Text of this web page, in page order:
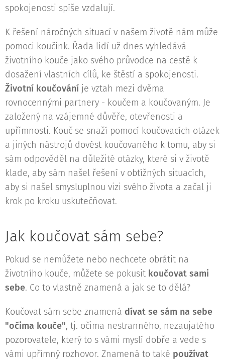
spokojenosti spíše vzdalují.
K řešení náročných situací v našem životě nám může
pomoci koučink. Řada lidí už dnes vyhledává
životního kouče jako svého průvodce na cestě k
dosažení vlastních cílů, ke štěstí a spokojenosti.
Životní koučování je vztah mezi dvěma
rovnocennými partnery - koučem a koučovaným. Je
založený na vzájemné důvěře, otevřenosti a
upřímnosti. Kouč se snaží pomocí koučovacích otázek
a jiných nástrojů dovést koučovaného k tomu, aby si
sám odpověděl na důležité otázky, které si v životě
klade, aby sám našel řešení v obtížných situacích,
aby si našel smysluplnou vizi svého života a začal ji
krok po kroku uskutečňovat.
Jak koučovat sám sebe?
Pokud se nemůžete nebo nechcete obrátit na
životního kouče, můžete se pokusit koučovat sami
sebe. Co to vlastně znamená a jak se to dělá?
Koučovat sám sebe znamená dívat se sám na sebe
"očima kouče", tj. očima nestranného, nezaujatého
pozorovatele, který to s vámi myslí dobře a vede s
vámi upřímný rozhovor. Znamená to také používat